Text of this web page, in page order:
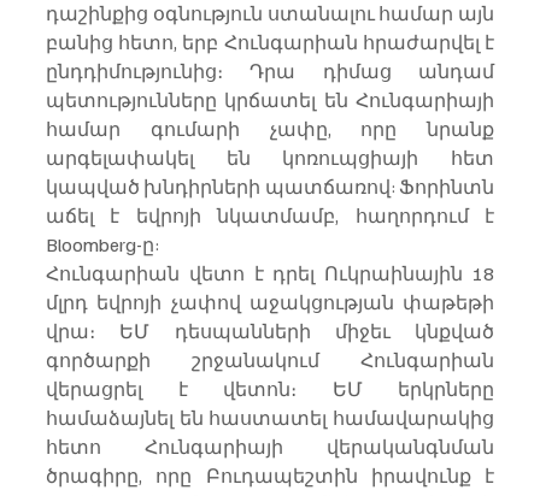
դաշինքից օգնություն ստանալու համար այն
բանից հետո, երբ Հունգարիան հրաժարվել է
ընդդիմությունից։ Դրա դիմաց անդամ
պետությունները կրճատել են Հունգարիայի
համար գումարի չափը, որը նրանք
արգելափակել են կոռուպցիայի հետ
կապված խնդիրների պատճառով: Ֆորինտն
աճել է եվրոյի նկատմամբ, հաղորդում է
Bloomberg-ը:
Հունգարիան վետո է դրել Ուկրաինային 18
մլրդ եվրոյի չափով աջակցության փաթեթի
վրա։ ԵՄ դեսպանների միջեւ կնքված
գործարքի շրջանակում Հունգարիան
վերացրել է վետոն։ ԵՄ երկրները
համաձայնել են հաստատել համավարակից
հետո Հունգարիայի վերականգնման
ծրագիրը, որը Բուդապեշտին իրավունք է